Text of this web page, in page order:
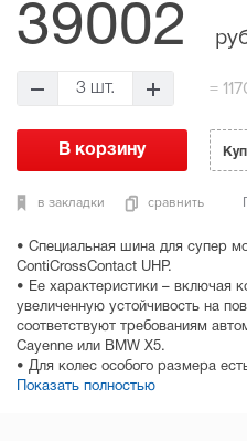
• Cпециальная шина для супер
ContiCrossContact UHP.
• Ее характеристики – включая
увеличенную устойчивость на
соответствуют требованиям
Cayenne или BMW X5.
• Для колес особого размера
Показать полностью
39002
3 шт. =
в закладки сравнить